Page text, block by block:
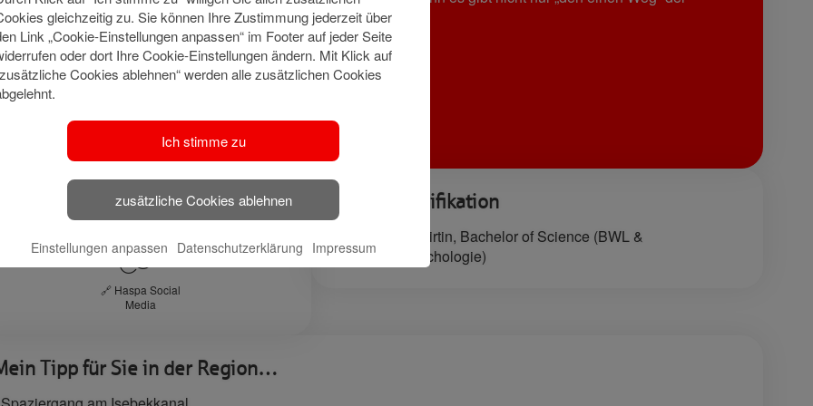
sondern ganz individuelle Möglichkeiten.
finden wir Ihren Weg.
einen Termin buchen und es geht los! 😊
Vielen Dank für das Vertrauen, ich freue mich auf unser Gespräch!
Meine Qualifikation
Bankbetriebswirtin, Bachelor of Science (BWL &
Wirtschaftspsychologie)
Tipp für Sie in der Region…
🔗 Haspa Social
Media
gleichzeitig zu. Sie können Ihre Zustimmung jederzeit über
Link „Cookie-Einstellungen anpassen“ im Footer auf jeder Seite
oder dort Ihre Cookie-Einstellungen ändern. Mit Klick auf
Cookies ablehnen“ werden alle zusätzlichen Cookies
Ich stimme zu
zusätzliche Cookies ablehnen
Einstellungen anpassen Datenschutzerklärung Impressum